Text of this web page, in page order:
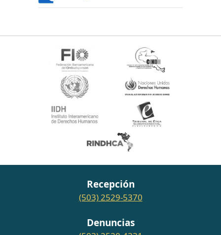
Recepción
(503) 2529-5370
Denuncias